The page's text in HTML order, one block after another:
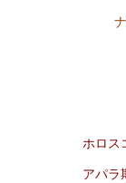
ホロス
アパラ